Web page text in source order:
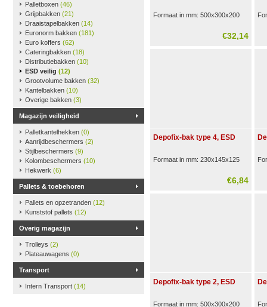
Palletboxen (46)
Grijpbakken (21)
Draaistapelbakken (14)
Euronorm bakken (181)
Euro koffers (62)
Cateringbakken (18)
Distributiebakken (10)
ESD veilig (12)
Grootvolume bakken (32)
Kantelbakken (10)
Overige bakken (3)
Magazijn veiligheid
Palletkantelhekken (0)
Aanrijdbeschermers (2)
Stijlbeschermers (9)
Kolombeschermers (10)
Hekwerk (6)
Pallets & toebehoren
Pallets en opzetranden (12)
Kunststof pallets (12)
Overig magazijn
Trolleys (2)
Plateauwagens (0)
Transport
Intern Transport (14)
Formaat in mm: 500x300x200
€32,14
Depofix-bak type 4, ESD
Formaat in mm: 230x145x125
€6,84
Depofix-bak type 2, ESD
Formaat in mm: 500x300x200